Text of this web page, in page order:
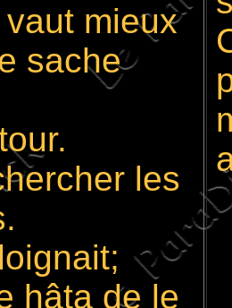
mieux
sache
les
hâta de le